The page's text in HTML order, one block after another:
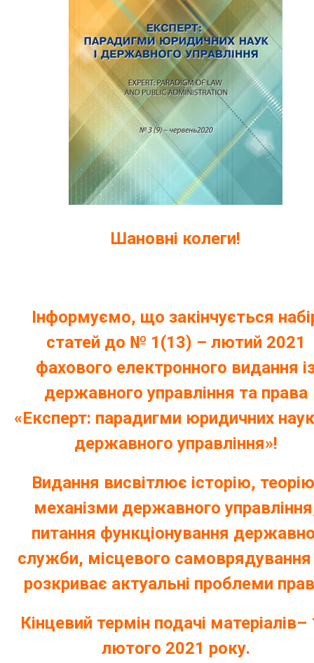
Шановні колеги!
Інформуємо, що закінчується
статей до № 1(13) – лютий 2021
фахового електронного видання
державного управління та права
«Експерт: парадигми юридичних
державного управління»!
Видання висвітлює історію,
механізми державного
питання функціонування
служби, місцевого самоврядування
розкриває актуальні проблеми
Кінцевий термін подачі матеріалів–
лютого 2021 року.